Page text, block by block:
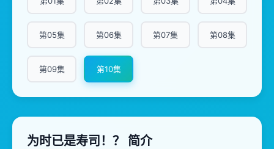
第05集 第06集 第07集 第08集
第09集 第10集
为时已是寿司！？ 简介